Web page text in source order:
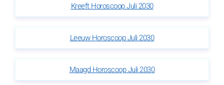
Kreeft Horoscoop Juli 2030
Leeuw Horoscoop Juli 2030
Maagd Horoscoop Juli 2030